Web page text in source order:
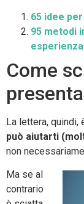
65 idee
95 metodi
Come
La lettera, quindi,
può aiutarti
non
Ma se al
contrario